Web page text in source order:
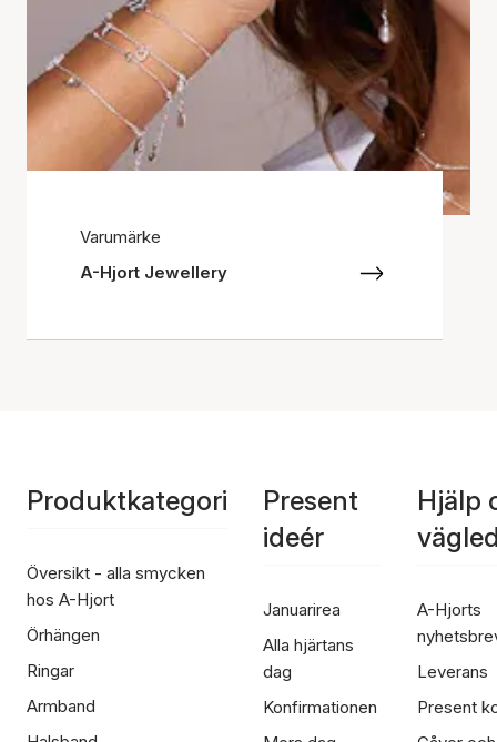
Varumärke
A-Hjort Jewellery
Produktkategori
Översikt - alla smycken
hos A-Hjort
Örhängen
Ringar
Armband
Present
ideér
Januarirea
Alla hjärtans
dag
Konfirmationen
Hjälp
A-Hjorts
Leverans
Present